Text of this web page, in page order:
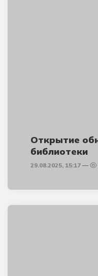
Открытие
библиотеки
29.08.2025, 15:17